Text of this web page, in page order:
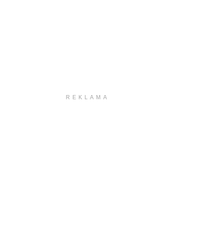
REKLAMA